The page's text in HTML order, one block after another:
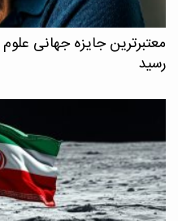
معتبرترین جایزه جهانی
رسید